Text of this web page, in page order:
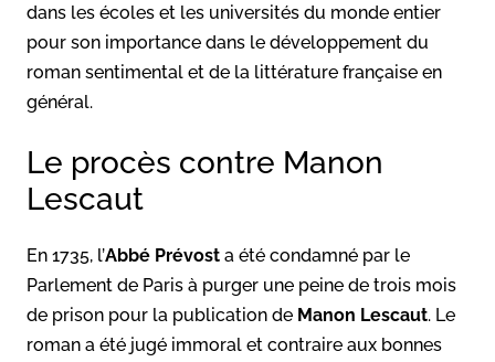
dans les écoles et les universités du monde entier
pour son importance dans le développement du
roman sentimental et de la littérature française en
général.
Le procès contre Manon
Lescaut
En 1735, l’Abbé Prévost a été condamné par le
Parlement de Paris à purger une peine de trois mois
de prison pour la publication de Manon Lescaut. Le
roman a été jugé immoral et contraire aux bonnes